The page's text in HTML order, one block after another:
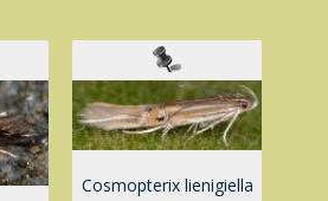
Cosmopterix lienigiella